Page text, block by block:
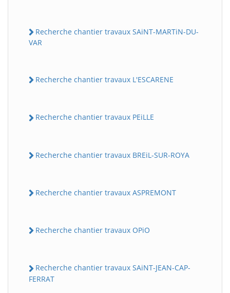
Recherche chantier travaux SAiNT-MARTiN-DU-
VAR
Recherche chantier travaux L'ESCARENE
Recherche chantier travaux PEiLLE
Recherche chantier travaux BREiL-SUR-ROYA
Recherche chantier travaux ASPREMONT
Recherche chantier travaux OPiO
Recherche chantier travaux SAiNT-JEAN-CAP-
FERRAT